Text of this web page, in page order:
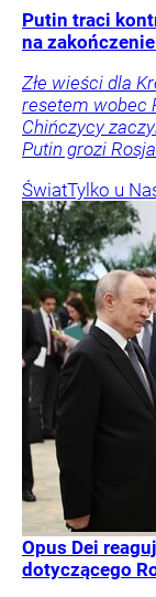
Putin traci
na
Złe wieści dla
resetem wobec
Chińczycy
Putin grozi
ŚwiatTylko u
Opus Dei
dotyczącego